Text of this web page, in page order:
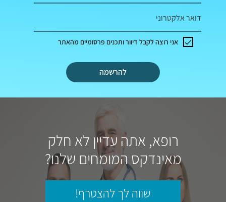
דואר אלקטרוני
להרשמה
אני רוצה לקבל דיוור ותכנים פרסומיים מהאתר
רופא, אתה עדיין לא חלק
מאינדקס המומחים שלנו?
שווה לך להצטרף!